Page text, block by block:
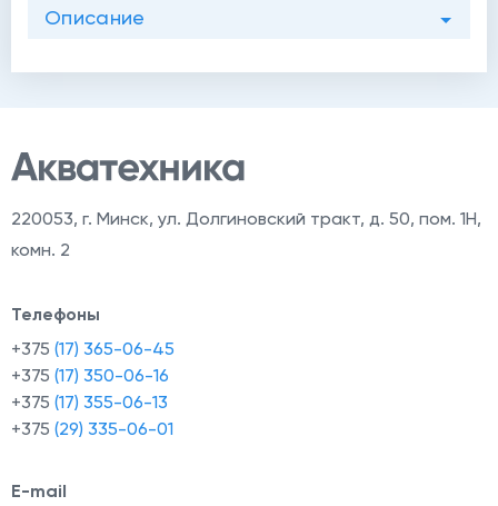
Описание
220053, г. Минск, ул. Долгиновский тракт, д. 50, пом. 1Н,
комн. 2
Телефоны
+375 (17) 365-06-45
+375 (17) 350-06-16
+375 (17) 355-06-13
+375 (29) 335-06-01
E-mail